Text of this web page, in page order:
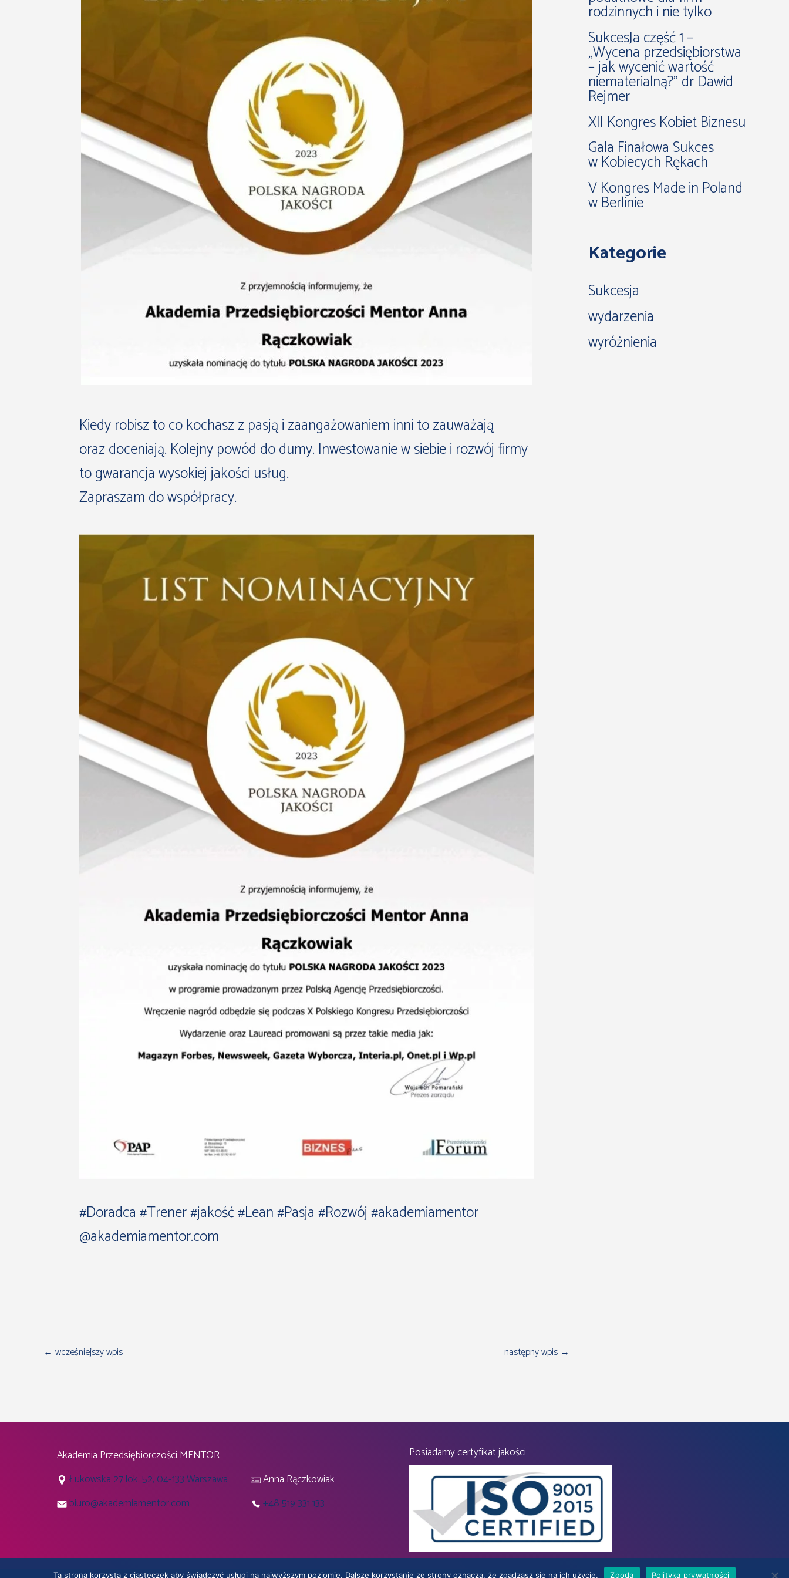
Kiedy robisz to co kochasz z pasją i zaangażowaniem inni to zauważają
oraz doceniają. Kolejny powód do dumy. Inwestowanie w siebie i rozwój firmy
to gwarancja wysokiej jakości usług.
Zapraszam do współpracy.
#Doradca#Trener#jakość#Lean#Pasja#Rozwój#akademiamentor
@akademiamentor.com
← wcześniejszy wpis następny wpis →
rodzinnych i nie tylko
SukcesJa część 1 –
„Wycena przedsiębiorstwa
– jak wycenić wartość
niematerialną?” dr Dawid
Rejmer
XII Kongres Kobiet Biznesu
Gala Finałowa Sukces
w Kobiecych Rękach
V Kongres Made in Poland
w Berlinie
Kategorie
Sukcesja
wydarzenia
wyróżnienia
Akademia Przedsiębiorczości MENTOR
Łukowska 27 lok. 52, 04-133 Warszawa
biuro@akademiamentor.com
Anna Rączkowiak
+48 519 331 133
Posiadamy certyfikat jakości
Ta strona korzysta z ciasteczek aby świadczyć usługi na najwyższym poziomie. Dalsze korzystanie ze strony oznacza, że zgadzasz się na ich użycie. Zgoda Polityka prywatności